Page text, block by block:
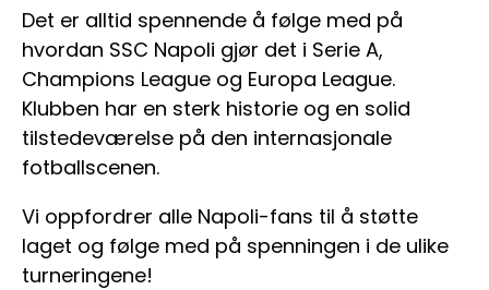
Det er alltid spennende å følge med på
hvordan SSC Napoli gjør det i Serie A,
Champions League og Europa League.
Klubben har en sterk historie og en solid
tilstedeværelse på den internasjonale
fotballscenen.
Vi oppfordrer alle Napoli-fans til å støtte
laget og følge med på spenningen i de ulike
turneringene!